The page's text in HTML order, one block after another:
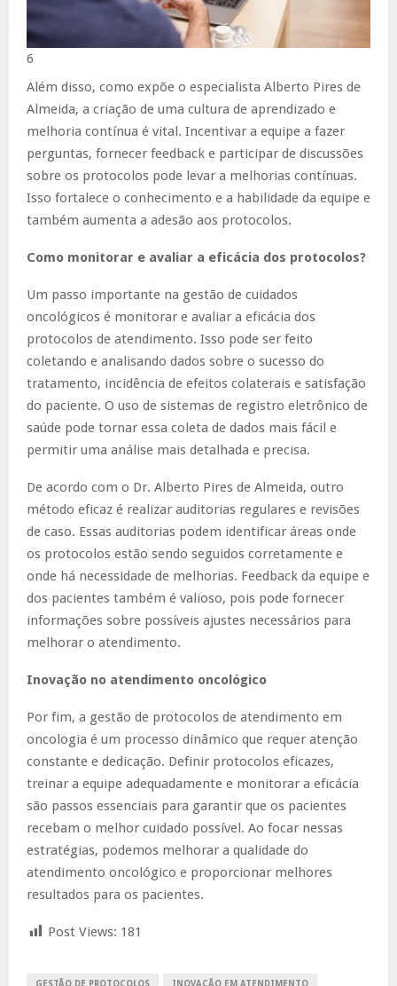
6
Além disso, como expõe o especialista Alberto Pires de
Almeida, a criação de uma cultura de aprendizado e
melhoria contínua é vital. Incentivar a equipe a fazer
perguntas, fornecer feedback e participar de discussões
sobre os protocolos pode levar a melhorias contínuas.
Isso fortalece o conhecimento e a habilidade da equipe e
também aumenta a adesão aos protocolos.
Como monitorar e avaliar a eficácia dos protocolos?
Um passo importante na gestão de cuidados
oncológicos é monitorar e avaliar a eficácia dos
protocolos de atendimento. Isso pode ser feito
coletando e analisando dados sobre o sucesso do
tratamento, incidência de efeitos colaterais e satisfação
do paciente. O uso de sistemas de registro eletrônico de
saúde pode tornar essa coleta de dados mais fácil e
permitir uma análise mais detalhada e precisa.
De acordo com o Dr. Alberto Pires de Almeida, outro
método eficaz é realizar auditorias regulares e revisões
de caso. Essas auditorias podem identificar áreas onde
os protocolos estão sendo seguidos corretamente e
onde há necessidade de melhorias. Feedback da equipe e
dos pacientes também é valioso, pois pode fornecer
informações sobre possíveis ajustes necessários para
melhorar o atendimento.
Inovação no atendimento oncológico
Por fim, a gestão de protocolos de atendimento em
oncologia é um processo dinâmico que requer atenção
constante e dedicação. Definir protocolos eficazes,
treinar a equipe adequadamente e monitorar a eficácia
são passos essenciais para garantir que os pacientes
recebam o melhor cuidado possível. Ao focar nessas
estratégias, podemos melhorar a qualidade do
atendimento oncológico e proporcionar melhores
resultados para os pacientes.
Post Views: 181
GESTÃO DE PROTOCOLOS INOVAÇÃO EM ATENDIMENTO